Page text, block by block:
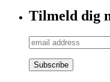
Tilmeld dig